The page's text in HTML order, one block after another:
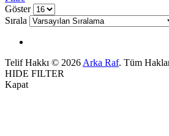
grid
button
list
button
Göster
Sırala
Telif Hakkı © 2026 Arka Raf. Tüm
HIDE FILTER
Kapat